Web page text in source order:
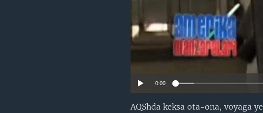
0:00
AQShda keksa ota-ona, voyaga